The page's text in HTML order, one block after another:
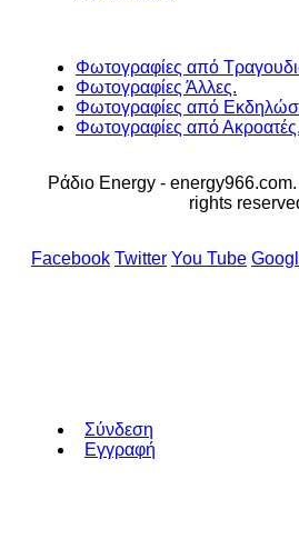
Φωτογραφίες από
Φωτογραφίες Άλλες.
Φωτογραφίες από
Φωτογραφίες από Ακροατές.
Ράδιο Energy - energy966.com.
rights
Facebook Twitter You Tube
Σύνδεση
Εγγραφή